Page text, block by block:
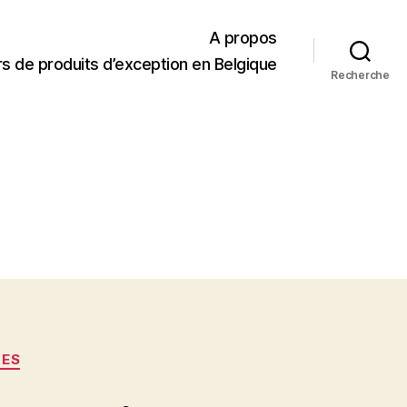
A propos
de produits d’exception en Belgique
Recherche